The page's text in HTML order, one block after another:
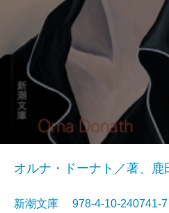
オルナ・ドーナト／著、鹿
新潮文庫 978-4-10-